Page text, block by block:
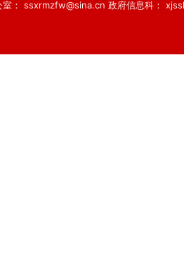
室： ssxrmzfw@sina.cn 政府信息科：